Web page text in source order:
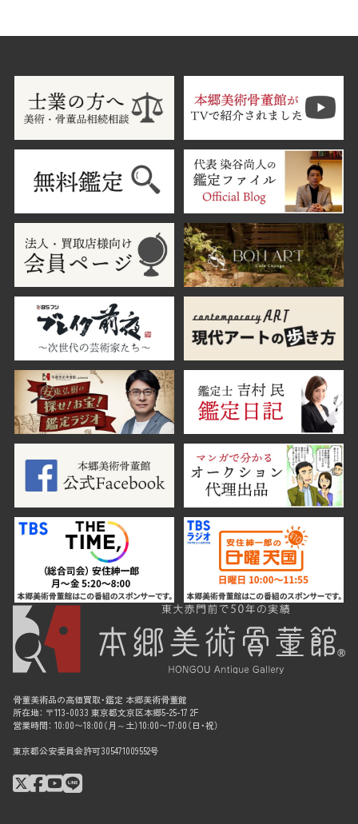
骨董美術品の高価買取・鑑定 本郷美術骨董館
所在地： 〒113-0033 東京都文京区本郷5-25-17 2F
営業時間： 10:00〜18:00（月～土）10:00〜17:00（日・祝）
東京都公安委員会許可305471009552号